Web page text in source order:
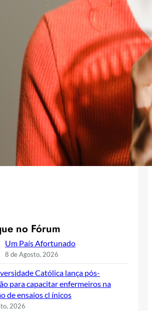
no Fórum
Um País Afortunado
8 de Agosto, 2026
Católica lança pós-
para capacitar enfermeiros na
de ensaios cl ínicos
2026